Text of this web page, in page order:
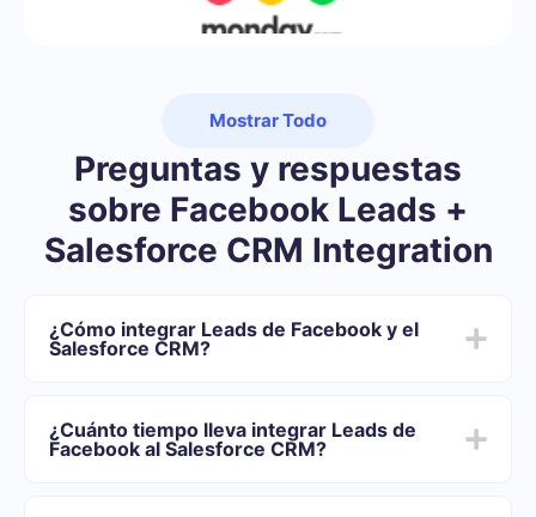
Mostrar Todo
Preguntas y respuestas
sobre Facebook Leads +
Salesforce CRM Integration
¿Cómo integrar Leads de Facebook y el
Salesforce CRM?
CRM
Active la actualización automática
¿Cuánto tiempo lleva integrar Leads de
Facebook al Salesforce CRM?